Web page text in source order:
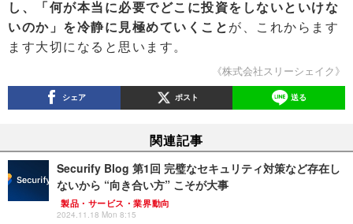
し、「何が本当に必要でどこに投資をしないといけな
いのか」を冷静に見極めていくことが、これからます
ます大切になると思います。
《株式会社スリーシェイク》
シェア ポスト 送る
関連記事
Securify Blog 第1回 完璧なセキュリティ対策など存在し
ないから “向き合い方” こそが大事
製品・サービス・業界動向
2024.11.18 Mon 8:15